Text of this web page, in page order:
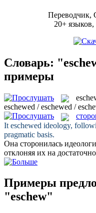
Переводчик,
20+
Словарь:
примеры
eschewed / eschewed /
It eschewed ideology,
pragmatic basis.
Она сторонилась
отклоняя их на
Примеры
"eschew"